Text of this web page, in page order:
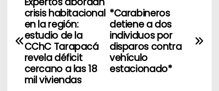
N
v
*Carabineros
detiene a dos
individuos por
disparos contra
vehículo
estacionado*
crisis habitacional
en la región:
estudio de la
CChC Tarapacá
revela déficit
cercano a las 18
mil viviendas